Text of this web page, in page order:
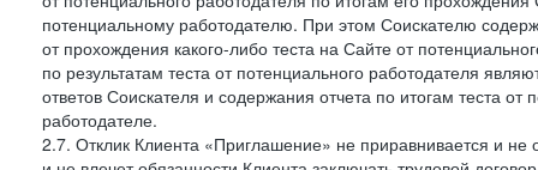
потенциальному работодателю. При этом Соискателю
от прохождения какого-либо теста на Сайте от
по результатам теста от потенциального работодателя
ответов Соискателя и содержания отчета по итогам теста
работодателе.
2.7. Отклик Клиента «Приглашение» не приравнивается и